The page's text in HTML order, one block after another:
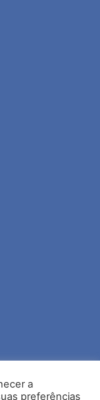
a
preferências